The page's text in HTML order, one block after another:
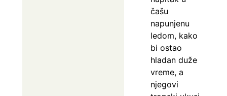
čašu
napunjenu
ledom, kako
bi ostao
hladan duže
vreme, a
njegovi